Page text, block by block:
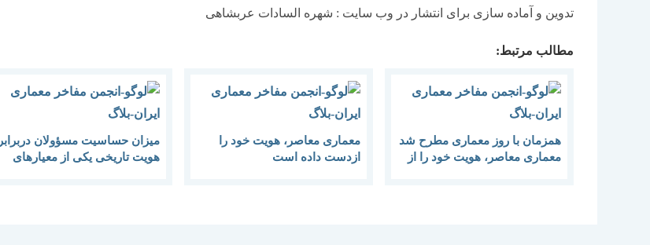
تدوین و آماده سازی برای انتشار در وب سایت : شهره السادات عربشاهی
مطالب مرتبط:
همزمان با روز معماری مطرح شد
معماری معاصر، هویت خود را از
معماری معاصر، هویت خود را
ازدست داده است
میزان حساسیت مسؤولان دربرابر
هویت تاریخی یكی از معیارهای